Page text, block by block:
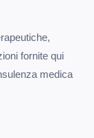
fornite qui
medica